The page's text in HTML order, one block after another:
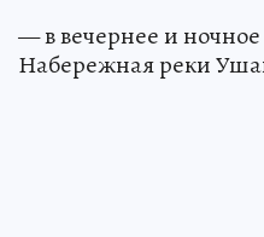
— в вечернее и
Набережная реки